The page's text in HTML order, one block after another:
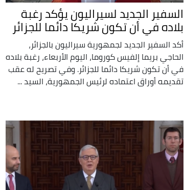
السفير الجديد لسيراليون يؤكد رغبة
بلاده في أن تكون شريكا دائما للجزائر
أكد السفير الجديد لجمهورية سيراليون بالجزائر،
الحاجي بريما إلفيس كوروما، اليوم الأربعاء، رغبة بلاده
في أن تكون شريكا دائما للجزائر. وفي تصريح له عقب
تقديمه أوراق اعتماده لرئيس الجمهورية، السيد ...